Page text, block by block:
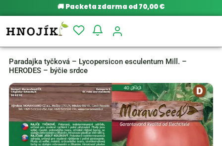
🚚 Packeta zdarma od 70,00 €
Paradajka tyčková – Lycopersicon esculentum Mill. –
HERODES – býčie srdce